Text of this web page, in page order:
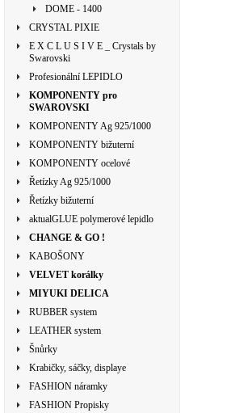
DOME - 1400
CRYSTAL PIXIE
E X C L U S I V E _ Crystals by
Swarovski
Profesionální LEPIDLO
KOMPONENTY pro
SWAROVSKI
KOMPONENTY Ag 925/1000
KOMPONENTY bižuterní
KOMPONENTY ocelové
Řetízky Ag 925/1000
Řetízky bižuterní
aktualGLUE polymerové lepidlo
CHANGE & GO !
KABOŠONY
VELVET korálky
MIYUKI DELICA
RUBBER system
LEATHER system
Šnůrky
Krabičky, sáčky, displaye
FASHION náramky
FASHION Propisky